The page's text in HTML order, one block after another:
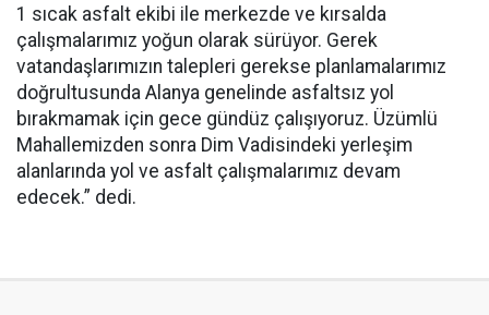
1 sıcak asfalt ekibi ile merkezde ve kırsalda
çalışmalarımız yoğun olarak sürüyor. Gerek
vatandaşlarımızın talepleri gerekse planlamalarımız
doğrultusunda Alanya genelinde asfaltsız yol
bırakmamak için gece gündüz çalışıyoruz. Üzümlü
Mahallemizden sonra Dim Vadisindeki yerleşim
alanlarında yol ve asfalt çalışmalarımız devam
edecek.” dedi.